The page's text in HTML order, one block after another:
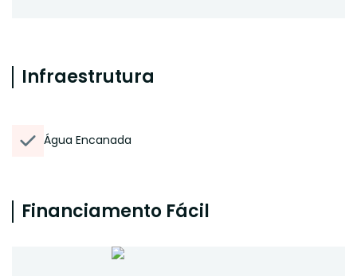
Infraestrutura
Água Encanada
Financiamento Fácil